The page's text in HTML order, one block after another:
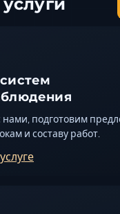
нами, подготовим
и составу работ.